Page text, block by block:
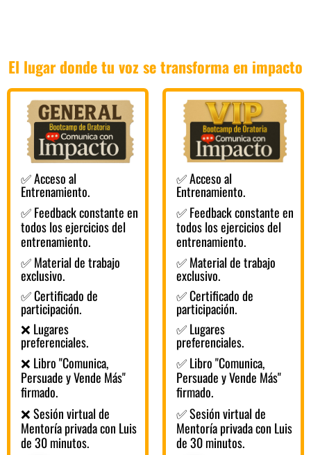
El lugar donde tu voz se transforma en impacto
✅ Acceso al
Entrenamiento.
✅ Feedback constante en
todos los ejercicios del
entrenamiento.
✅ Material de trabajo
exclusivo.
✅ Certificado de
participación.
❌ Lugares
preferenciales.
❌ Libro "Comunica,
Persuade y Vende Más"
firmado.
❌ Sesión virtual de
Mentoría privada con Luis
de 30 minutos.
✅ Acceso al
Entrenamiento.
✅ Feedback constante en
todos los ejercicios del
entrenamiento.
✅ Material de trabajo
exclusivo.
✅ Certificado de
participación.
✅ Lugares
preferenciales.
✅ Libro "Comunica,
Persuade y Vende Más"
firmado.
✅ Sesión virtual de
Mentoría privada con Luis
de 30 minutos.